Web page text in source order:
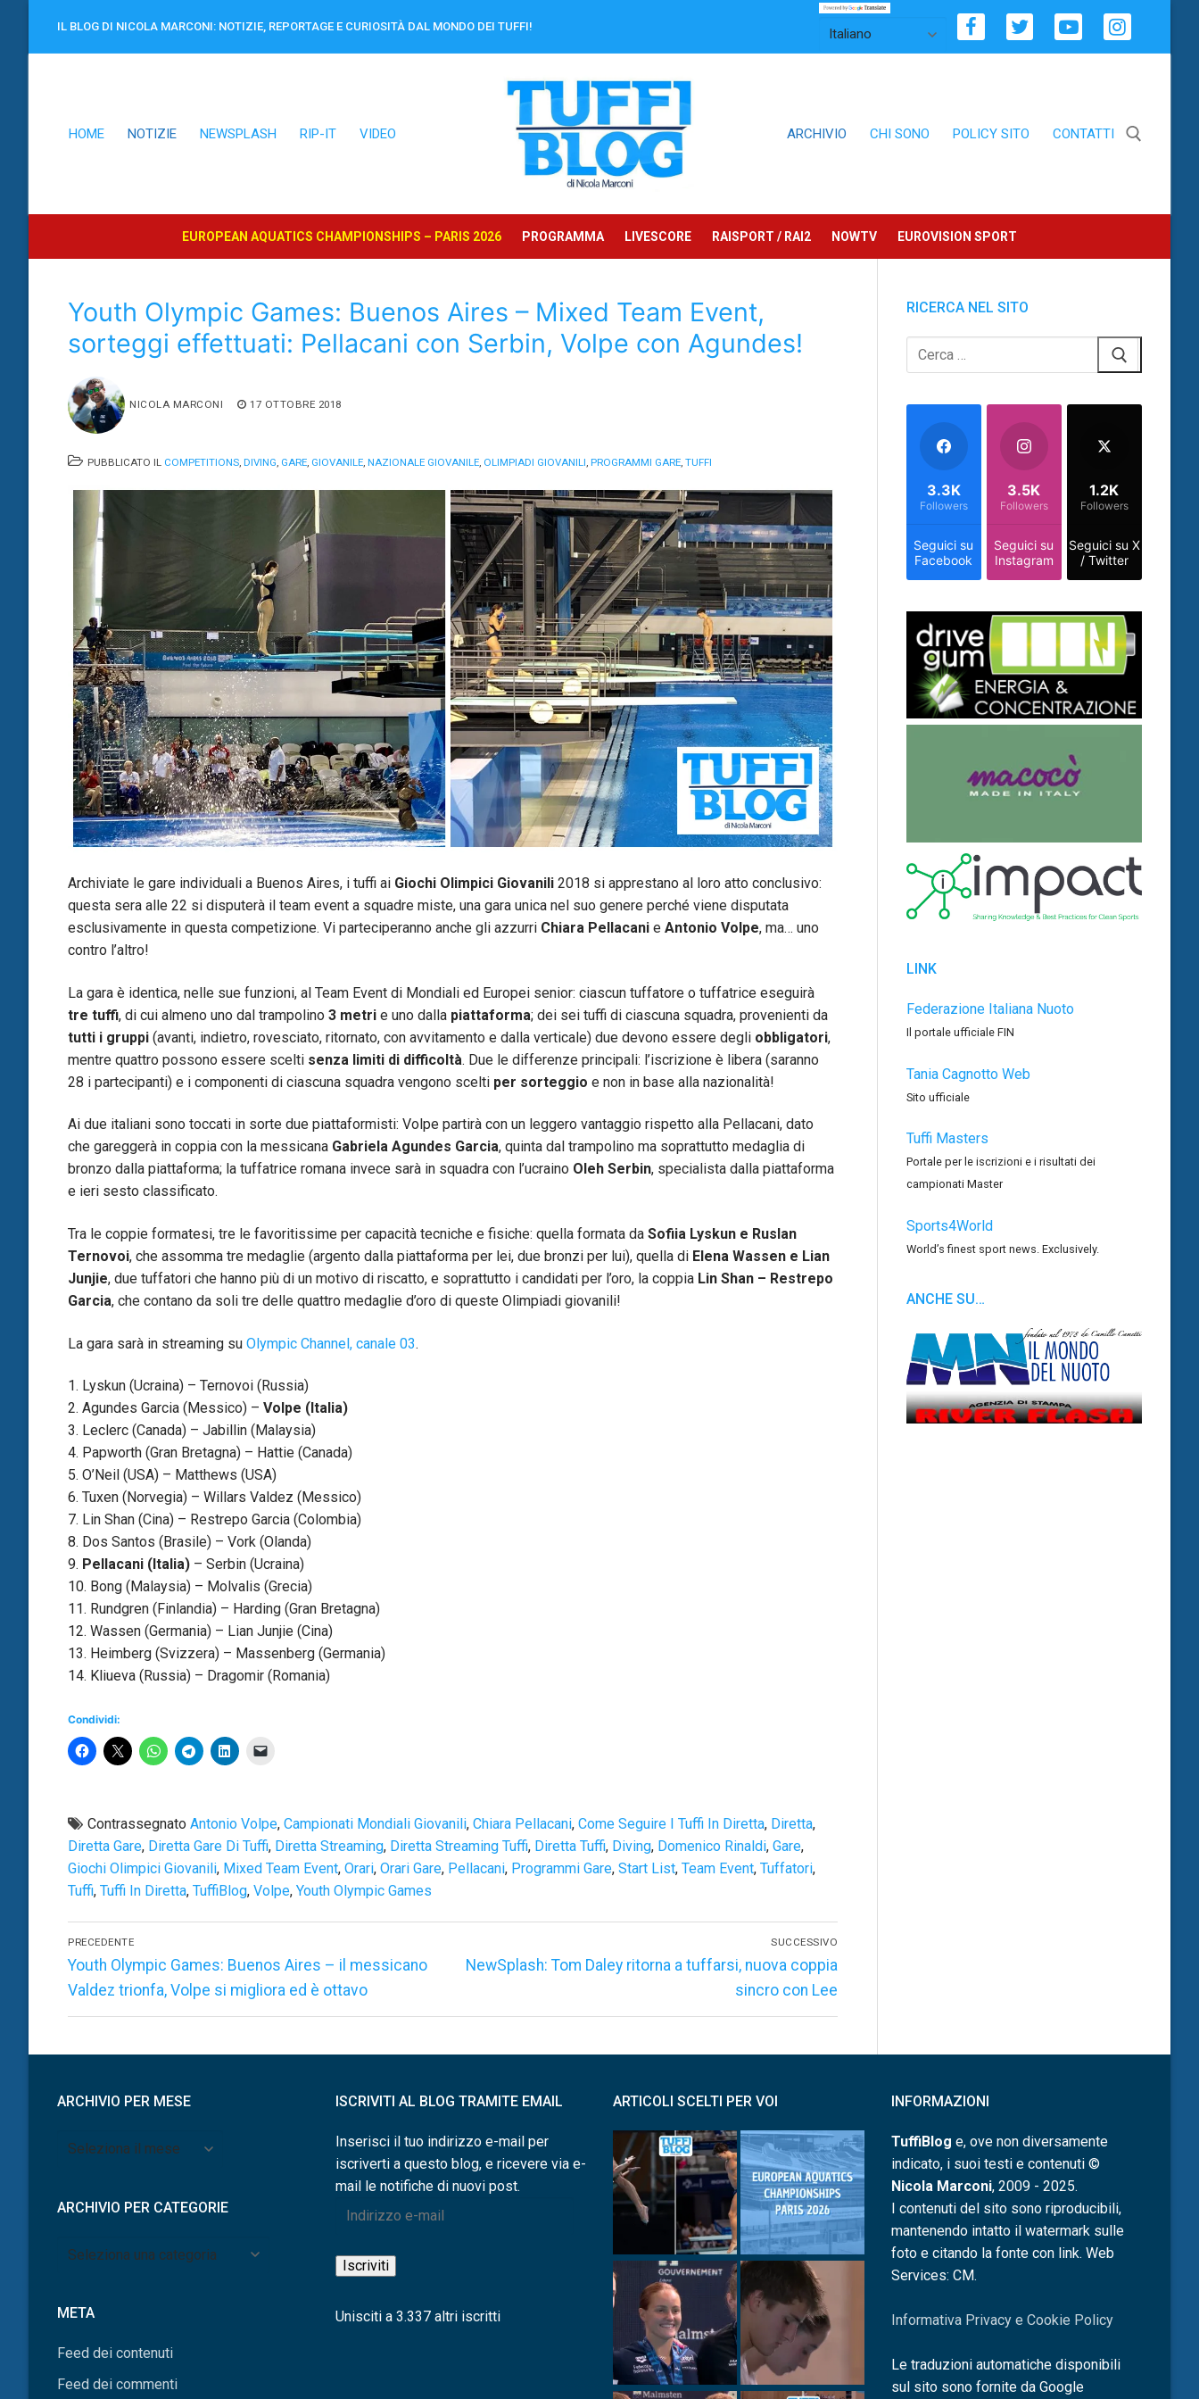
contenuto
IL BLOG DI NICOLA MARCONI: NOTIZIE, REPORTAGE E CURIOSITÀ DAL MONDO DEI TUFFI!
HOME NOTIZIE NEWSPLASH RIP-IT VIDEO ARCHIVIO CHI SONO POLICY SITO CONTATTI
EUROPEAN AQUATICS CHAMPIONSHIPS – PARIS 2026 PROGRAMMA LIVESCORE RAISPORT / RAI2 NOWTV EUROVISION SPORT
Youth Olympic Games: Buenos Aires – Mixed Team Event,
sorteggi effettuati: Pellacani con Serbin, Volpe con Agundes!
NICOLA MARCONI 17 OTTOBRE 2018
PUBBLICATO IL COMPETITIONS DIVING GARE GIOVANILE NAZIONALE GIOVANILE OLIMPIADI GIOVANILI PROGRAMMI GARE TUFFI
Archiviate le gare individuali a Buenos Aires, i tuffi ai Giochi Olimpici Giovanili 2018 si apprestano al loro atto conclusivo:
questa sera alle 22 si disputerà il team event a squadre miste, una gara unica nel suo genere perché viene disputata
esclusivamente in questa competizione. Vi parteciperanno anche gli azzurri Chiara Pellacani e Antonio Volpe, ma… uno
contro l’altro!
La gara è identica, nelle sue funzioni, al Team Event di Mondiali ed Europei senior: ciascun tuffatore o tuffatrice eseguirà
tre tuffi, di cui almeno uno dal trampolino 3 metri e uno dalla piattaforma; dei sei tuffi di ciascuna squadra, provenienti da
tutti i gruppi (avanti, indietro, rovesciato, ritornato, con avvitamento e dalla verticale) due devono essere degli obbligatori,
mentre quattro possono essere scelti senza limiti di difficoltà. Due le differenze principali: l’iscrizione è libera (saranno
28 i partecipanti) e i componenti di ciascuna squadra vengono scelti per sorteggio e non in base alla nazionalità!
Ai due italiani sono toccati in sorte due piattaformisti: Volpe partirà con un leggero vantaggio rispetto alla Pellacani, dato
che gareggerà in coppia con la messicana Gabriela Agundes Garcia, quinta dal trampolino ma soprattutto medaglia di
bronzo dalla piattaforma; la tuffatrice romana invece sarà in squadra con l’ucraino Oleh Serbin, specialista dalla piattaforma
e ieri sesto classificato.
Tra le coppie formatesi, tre le favoritissime per capacità tecniche e fisiche: quella formata da Sofiia Lyskun e Ruslan
Ternovoi, che assomma tre medaglie (argento dalla piattaforma per lei, due bronzi per lui), quella di Elena Wassen e Lian
Junjie, due tuffatori che hanno più di un motivo di riscatto, e soprattutto i candidati per l’oro, la coppia Lin Shan – Restrepo
Garcia, che contano da soli tre delle quattro medaglie d’oro di queste Olimpiadi giovanili!
La gara sarà in streaming su Olympic Channel, canale 03.
1. Lyskun (Ucraina) – Ternovoi (Russia)
2. Agundes Garcia (Messico) – Volpe (Italia)
3. Leclerc (Canada) – Jabillin (Malaysia)
4. Papworth (Gran Bretagna) – Hattie (Canada)
5. O’Neil (USA) – Matthews (USA)
6. Tuxen (Norvegia) – Willars Valdez (Messico)
7. Lin Shan (Cina) – Restrepo Garcia (Colombia)
8. Dos Santos (Brasile) – Vork (Olanda)
9. Pellacani (Italia) – Serbin (Ucraina)
10. Bong (Malaysia) – Molvalis (Grecia)
11. Rundgren (Finlandia) – Harding (Gran Bretagna)
12. Wassen (Germania) – Lian Junjie (Cina)
13. Heimberg (Svizzera) – Massenberg (Germania)
14. Kliueva (Russia) – Dragomir (Romania)
Condividi:
Contrassegnato Antonio Volpe, Campionati Mondiali Giovanili, Chiara Pellacani, Come Seguire I Tuffi In Diretta, Diretta,
Diretta Gare, Diretta Gare Di Tuffi, Diretta Streaming, Diretta Streaming Tuffi, Diretta Tuffi, Diving, Domenico Rinaldi, Gare,
Giochi Olimpici Giovanili, Mixed Team Event, Orari, Orari Gare, Pellacani, Programmi Gare, Start List, Team Event, Tuffatori,
Tuffi, Tuffi In Diretta, TuffiBlog, Volpe, Youth Olympic Games
Navigazione
articoli
PRECEDENTE
Articolo
precedente:
Youth Olympic Games: Buenos Aires – il messicano
Valdez trionfa, Volpe si migliora ed è ottavo
SUCCESSIVO
Articolo
NewSplash: Tom Daley ritorna a tuffarsi, nuova coppia
sincro con Lee
RICERCA NEL SITO
Cerca:
Seguici su
Facebook
3.3K
Followers
Seguici su
Instagram
3.5K
Followers
Seguici su X
/ Twitter
1.2K
Followers
LINK
Federazione Italiana Nuoto
Il portale ufficiale FIN
Tania Cagnotto Web
Sito ufficiale
Tuffi Masters
Portale per le iscrizioni e i risultati dei
campionati Master
Sports4World
World’s finest sport news. Exclusively.
ANCHE SU…
ARCHIVIO PER MESE
Archivio
ARCHIVIO PER CATEGORIE
Archivio
META
Feed dei contenuti
Feed dei commenti
ISCRIVITI AL BLOG TRAMITE EMAIL
Inserisci il tuo indirizzo e-mail per
iscriverti a questo blog, e ricevere via e-
mail le notifiche di nuovi post.
Indirizzo
mail
Iscriviti
Unisciti a 3.337 altri iscritti
ARTICOLI SCELTI PER VOI INFORMAZIONI
TuffiBlog e, ove non diversamente
indicato, i suoi testi e contenuti ©
Nicola Marconi, 2009 - 2025.
I contenuti del sito sono riproducibili,
mantenendo intatto il watermark sulle
foto e citando la fonte con link. Web
Services: CM.
Informativa Privacy e Cookie Policy
Le traduzioni automatiche disponibili
sul sito sono fornite da Google